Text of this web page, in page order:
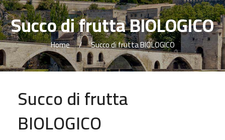
Succo di frutta BIOLOGICO
Home Succo di frutta BIOLOGICO
Succo di frutta
BIOLOGICO